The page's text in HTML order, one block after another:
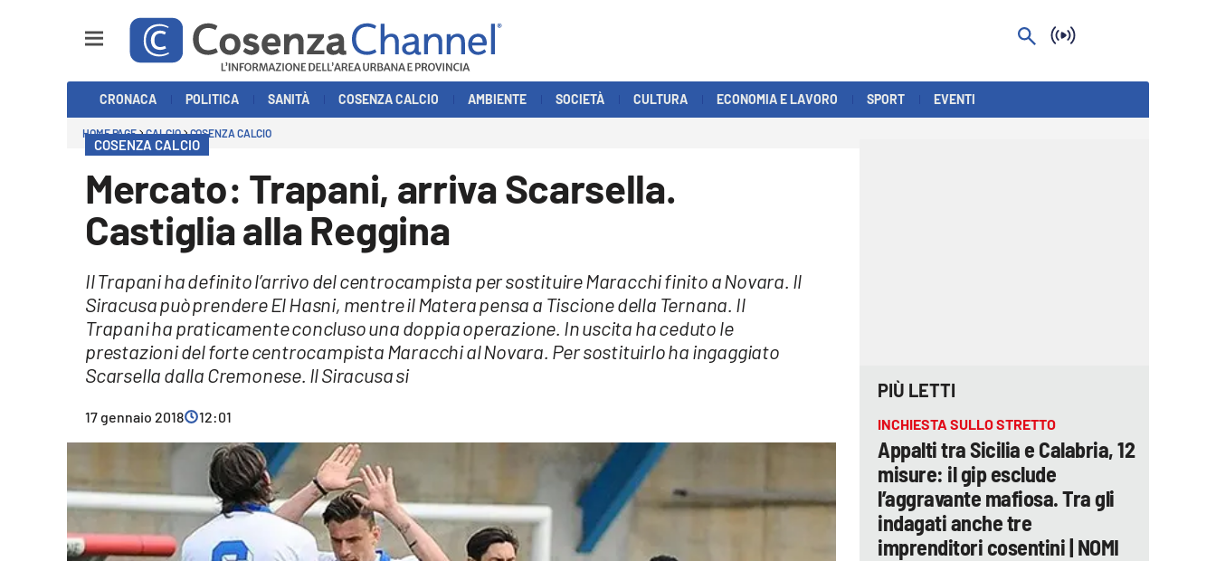
Economia e Lavoro
CRONACA POLITICA SANITÀ COSENZA CALCIO AMBIENTE SOCIETÀ CULTURA ECONOMIA E LAVORO SPORT EVENTI
HOME PAGE CALCIO COSENZA CALCIO
COSENZA CALCIO
Mercato: Trapani, arriva Scarsella.
Castiglia alla Reggina
Il Trapani ha definito l’arrivo del centrocampista per sostituire Maracchi finito a Novara. Il
Siracusa può prendere El Hasni, mentre il Matera pensa a Tiscione della Ternana. Il
Trapani ha praticamente concluso una doppia operazione. In uscita ha ceduto le
prestazioni del forte centrocampista Maracchi al Novara. Per sostituirlo ha ingaggiato
Scarsella dalla Cremonese. Il Siracusa si
17 gennaio 2018 12:01
PIÙ LETTI
INCHIESTA SULLO STRETTO
Appalti tra Sicilia e Calabria, 12
misure: il gip esclude
l’aggravante mafiosa. Tra gli
indagati anche tre
imprenditori cosentini | NOMI